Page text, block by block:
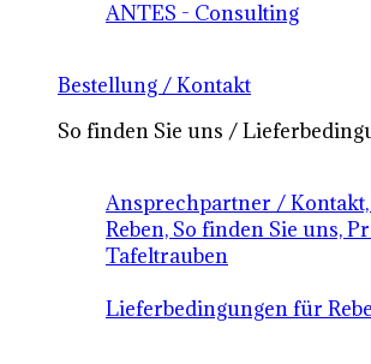
ANTES - Consulting
Bestellung / Kontakt
So finden Sie uns /
Ansprechpartner /
Reben, So finden Sie uns,
Tafeltrauben
Lieferbedingungen für